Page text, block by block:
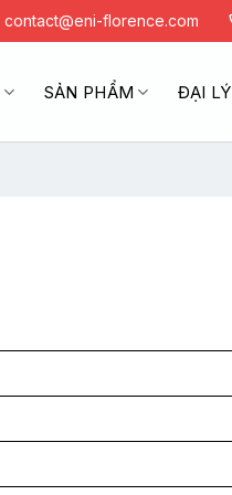
contact@eni-florence.com
SẢN PHẨM ĐẠI LÝ